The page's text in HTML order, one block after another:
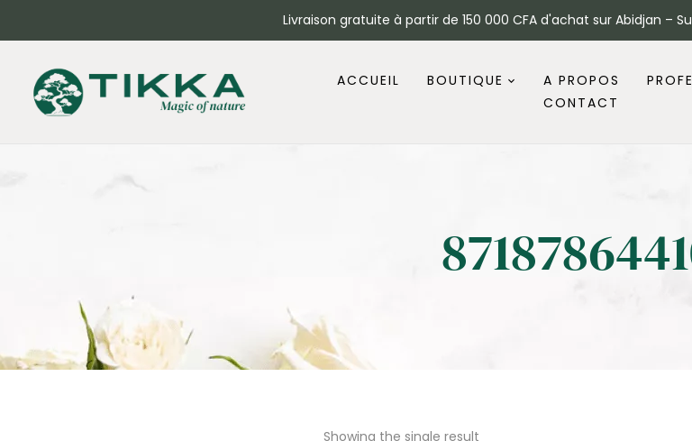
Livraison gratuite à partir de 150 000 CFA d'achat sur Abidjan –
ACCUEIL BOUTIQUE A PROPOS
CONTACT
Showing the single result